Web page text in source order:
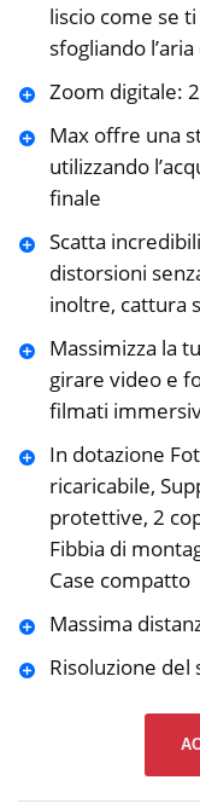
liscio come se
sfogliando
Zoom digitale:
Max offre una
utilizzando
finale
Scatta
distorsioni
inoltre, cattura
Massimizza la
girare video e
filmati
In dotazione
ricaricabile,
protettive, 2
Fibbia di
Case compatto
Massima
Risoluzione